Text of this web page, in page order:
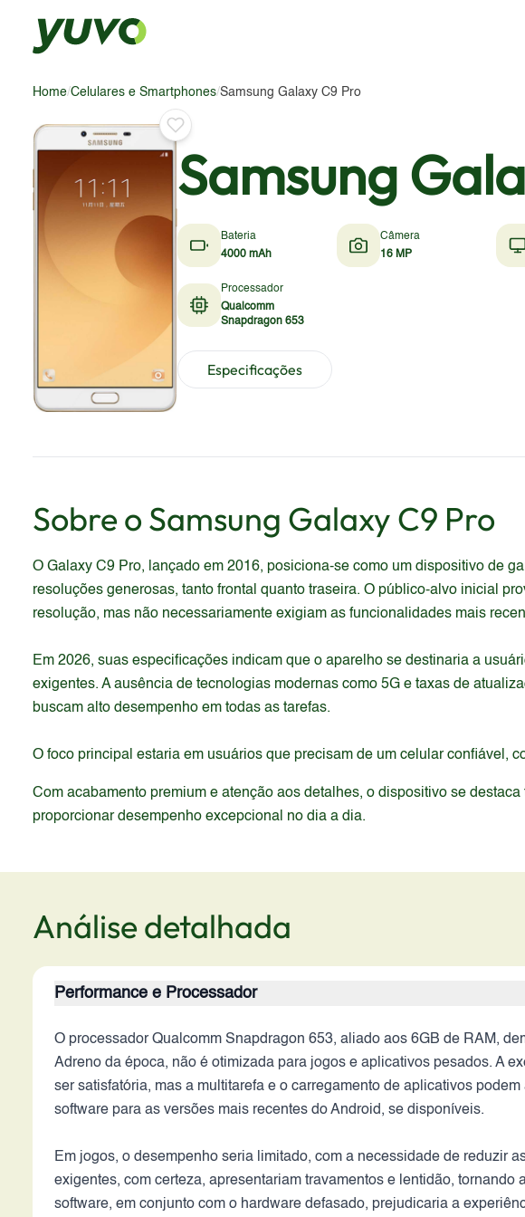
Home/Celulares e Smartphones/Samsung Galaxy C9 Pro
Samsung
Bateria
4000 mAh
Câmera
16 MP
Processador
Qualcomm
Snapdragon 653
Especificações
Sobre o Samsung Galaxy C9 Pro
O Galaxy C9 Pro, lançado em 2016, posiciona-se como um dispositivo de
resoluções generosas, tanto frontal quanto traseira. O público-alvo inicial
resolução, mas não necessariamente exigiam as funcionalidades mais
Em 2026, suas especificações indicam que o aparelho se destinaria a
exigentes. A ausência de tecnologias modernas como 5G e taxas de
buscam alto desempenho em todas as tarefas.
O foco principal estaria em usuários que precisam de um celular confiável,
Com acabamento premium e atenção aos detalhes, o dispositivo se
proporcionar desempenho excepcional no dia a dia.
Análise detalhada
Performance e Processador
O processador Qualcomm Snapdragon 653, aliado aos 6GB de RAM,
Adreno da época, não é otimizada para jogos e aplicativos pesados. A
ser satisfatória, mas a multitarefa e o carregamento de aplicativos
software para as versões mais recentes do Android, se disponíveis.
Em jogos, o desempenho seria limitado, com a necessidade de reduzir
exigentes, com certeza, apresentariam travamentos e lentidão,
software, em conjunto com o hardware defasado, prejudicaria a